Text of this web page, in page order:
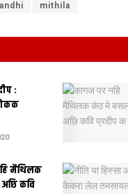
mithila
:
मैथिलक
कवि